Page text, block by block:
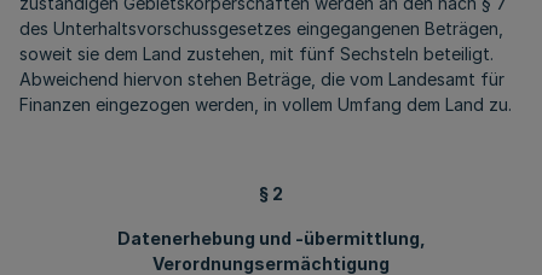
des Unterhaltsvorschussgesetzes eingegangenen Beträgen,
soweit sie dem Land zustehen, mit fünf Sechsteln beteiligt.
Abweichend hiervon stehen Beträge, die vom Landesamt für
Finanzen eingezogen werden, in vollem Umfang dem Land zu.
§ 2
Datenerhebung und -übermittlung,
Verordnungsermächtigung